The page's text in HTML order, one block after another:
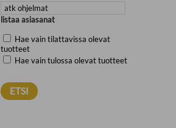
listaa asiasanat
Hae vain tilattavissa olevat
tuotteet
Hae vain tulossa olevat tuotteet